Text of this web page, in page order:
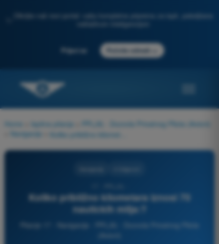
Otkrijte naš novi portal: vaša kompletna priprema za ispit, poboljšana
Prijavi se Počnite odmah
Home Ispitna pitanja
PPL(A) - Dozvola Privatnog Pilota (Avioni)
Navigacija
Koliko približno kilometara iznosi 70
nautickih milja:?
Pitanje 17 - Navigacija - PPL(A) - Dozvola Privatnog Pilota